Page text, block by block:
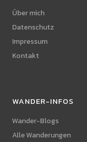
Über mich
Datenschutz
Impressum
Kontakt
WANDER-INFOS
Wander-Blogs
Alle Wanderungen